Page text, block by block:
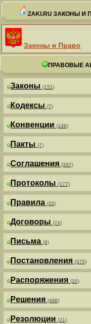
ZAKI.RU ЗАКОНЫ И
Законы и Право
ПРАВОВЫЕ
Законы (151)
Кодексы (7)
Конвенции (146)
Пакты (7)
Соглашения (397)
Протоколы (177)
Правила (20)
Договоры (74)
Письма (9)
Постановления (375)
Распоряжения (20)
Решения (496)
Резолюции (21)